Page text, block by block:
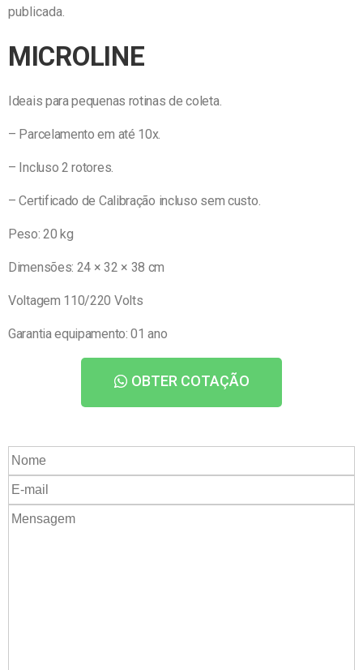
publicada.
MICROLINE
Ideais para pequenas rotinas de coleta.
– Parcelamento em até 10x.
– Incluso 2 rotores.
– Certificado de Calibração incluso sem custo.
Peso: 20 kg
Dimensões: 24 × 32 × 38 cm
Voltagem 110/220 Volts
Garantiaequipamento: 01 ano
OBTER COTAÇÃO